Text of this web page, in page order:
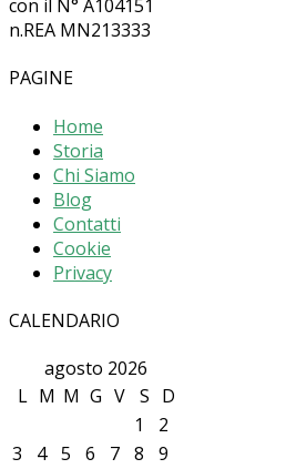
con il N° A104151
n.REA MN213333
PAGINE
Home
Storia
Chi Siamo
Blog
Contatti
Cookie
Privacy
CALENDARIO
agosto 2026
L M M G V S D
1
2
3
4 5 6 7 8 9